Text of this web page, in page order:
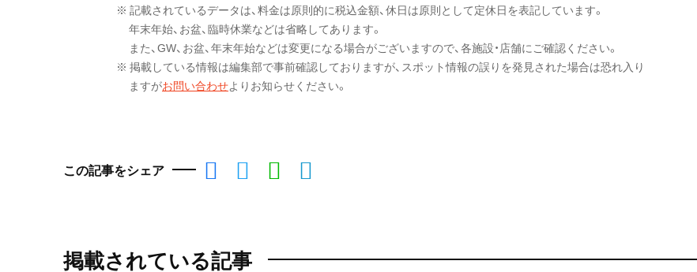
※ 記載されているデータは、料金は原則的に税込金額、休日は原則として定休日を表記しています。
年末年始、お盆、臨時休業などは省略してあります。
また、GW、お盆、年末年始などは変更になる場合がございますので、各施設・店舗にご確認ください。
※ 掲載している情報は編集部で事前確認しておりますが、スポット情報の誤りを発見された場合は恐れ入り
ますがお問い合わせよりお知らせください。
この記事をシェア
掲載されている記事